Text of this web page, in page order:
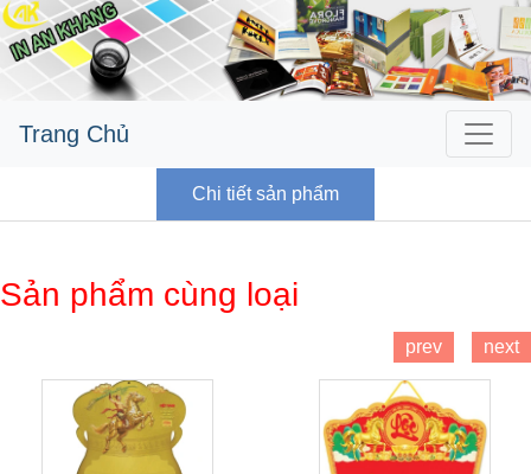
Trang Chủ
Chi tiết sản phẩm
Sản phẩm cùng loại
prev next